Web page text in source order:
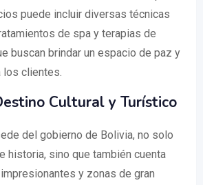
puede incluir diversas técnicas
de spa y terapias de
buscan brindar un espacio de paz y
los clientes.
Cultural y Turístico
del gobierno de Bolivia, no solo
historia, sino que también cuenta
y zonas de gran